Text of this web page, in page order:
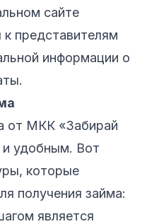
сайте
к представителям
информации о
от МКК «Забирай
удобным. Вот
которые
получения займа:
является